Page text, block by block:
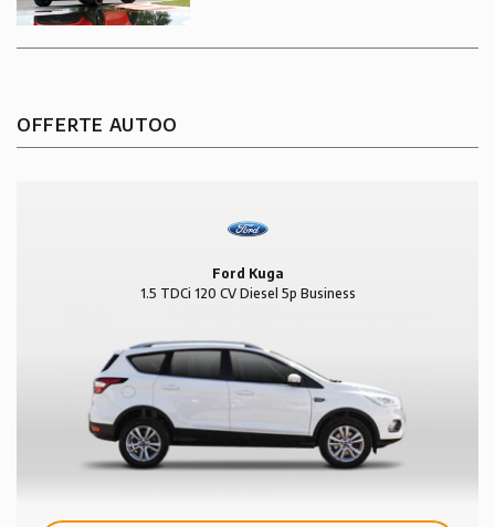
OFFERTE AUTOO
Ford Kuga
1.5 TDCi 120 CV Diesel 5p Business